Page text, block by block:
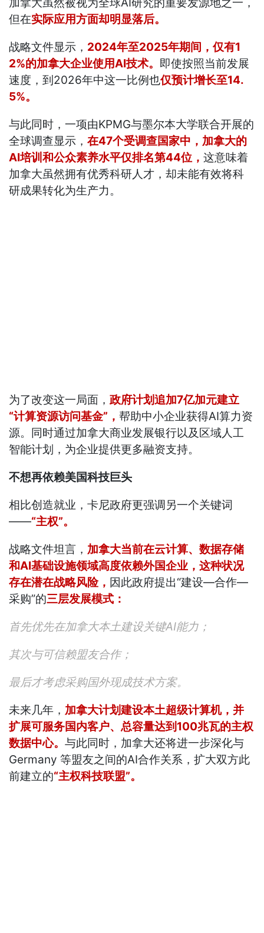
但在实际应用方面却明显落后。
战略文件显示， 2024年至2025年期间，仅有1
2%的加拿大企业使用AI技术。 即使按照当前发展
速度，到2026年中这一比例也仅预计增长至14.
5%。
与此同时，一项由KPMG与墨尔本大学联合开展的
全球调查显示，在47个受调查国家中，加拿大的
AI培训和公众素养水平仅排名第44位，这意味着
加拿大虽然拥有优秀科研人才，却未能有效将科
研成果转化为生产力。
为了改变这一局面，政府计划追加7亿加元建立
“计算资源访问基金”，帮助中小企业获得AI算力资
源。同时通过加拿大商业发展银行以及区域人工
智能计划，为企业提供更多融资支持。
不想再依赖美国科技巨头
相比创造就业，卡尼政府更强调另一个关键词
——“主权”。
战略文件坦言， 加拿大当前在云计算、数据存储
和AI基础设施领域高度依赖外国企业，这种状况
存在潜在战略风险， 因此政府提出“建设—合作—
采购”的三层发展模式：
首先优先在加拿大本土建设关键AI能力；
其次与可信赖盟友合作；
最后才考虑采购国外现成技术方案。
未来几年， 加拿大计划建设本土超级计算机，并
扩展可服务国内客户、总容量达到100兆瓦的主权
数据中心。与此同时，加拿大还将进一步深化与
Germany 等盟友之间的AI合作关系，扩大双方此
前建立的“主权科技联盟”。